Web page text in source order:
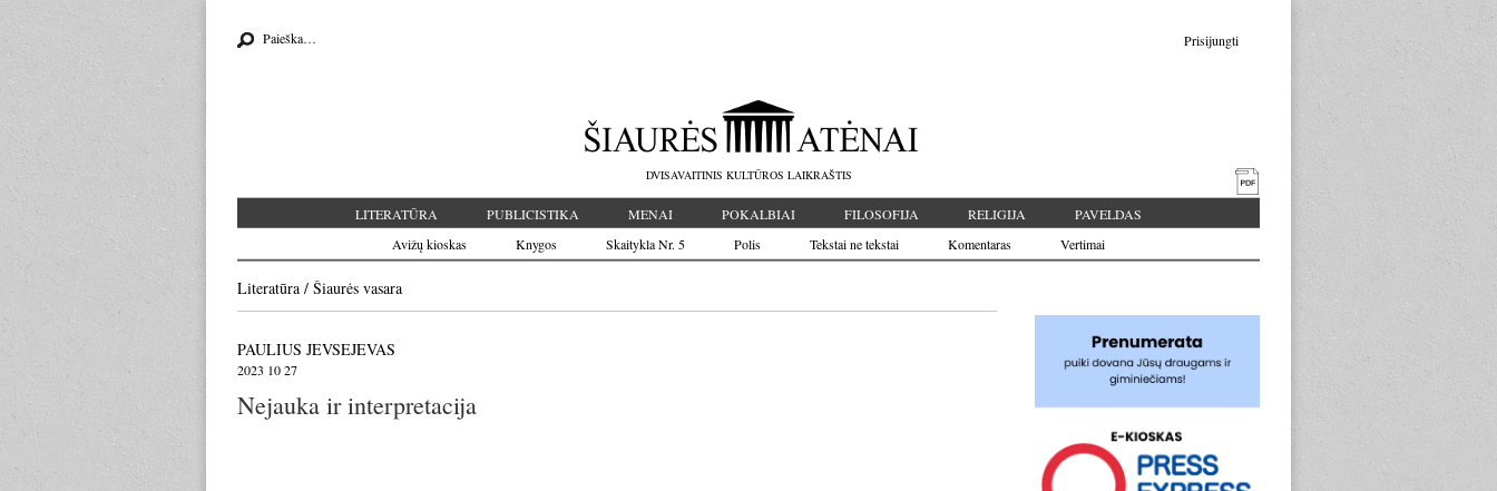
Prisijungti
Search for:
DVISAVAITINIS KULTŪROS LAIKRAŠTIS
LITERATŪRA PUBLICISTIKA MENAI POKALBIAI FILOSOFIJA RELIGIJA
PAVELDAS
Avižų kioskas
Knygos Skaitykla Nr. 5 Polis Tekstai ne tekstai Komentaras Vertimai
Literatūra / Šiaurės vasara
PAULIUS JEVSEJEVAS
2023 10 27
Nejauka ir interpretacija